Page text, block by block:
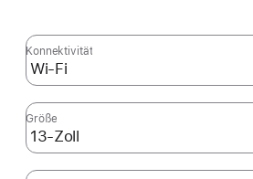
Konnektivität
Größe